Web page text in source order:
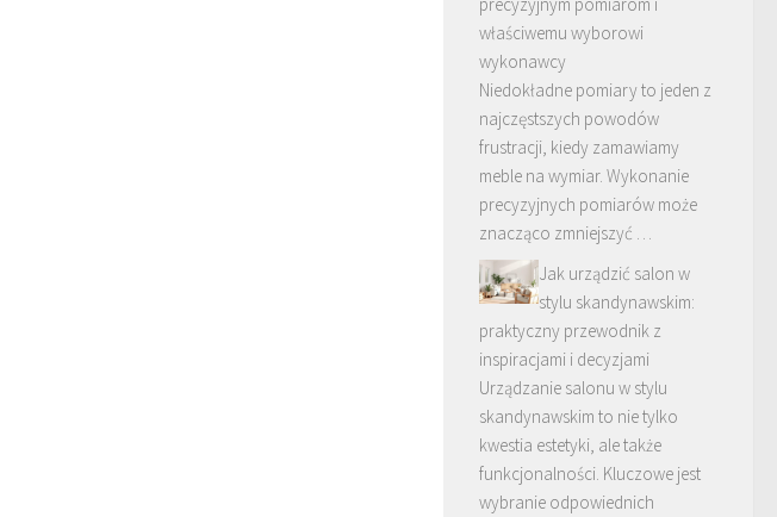
właściwemu wyborowi
wykonawcy
Niedokładne pomiary to jeden z
najczęstszych powodów
frustracji, kiedy zamawiamy
meble na wymiar. Wykonanie
precyzyjnych pomiarów może
znacząco zmniejszyć …
Jak urządzić salon w
stylu skandynawskim:
praktyczny przewodnik z
inspiracjami i decyzjami
Urządzanie salonu w stylu
skandynawskim to nie tylko
kwestia estetyki, ale także
funkcjonalności. Kluczowe jest
wybranie odpowiednich